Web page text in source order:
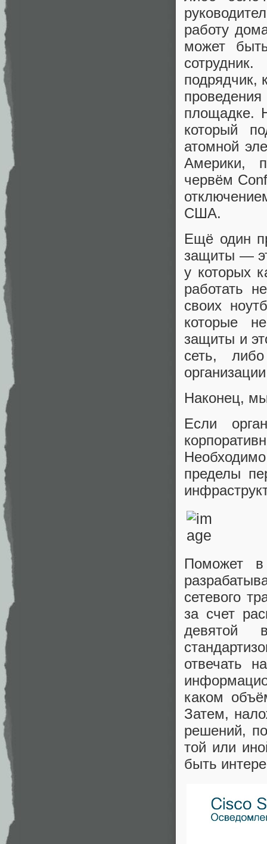
работу
может
подрядчик,
площадке.
который
атомной
Америки,
червём
США.
Ещё один
защиты —
у которых
работать
своих
которые
защиты и
сеть,
Наконец,
Если
пределы
Поможет в
сетевого
за счет
девятой
отвечать
каком
Затем,
решений,
той или
быть